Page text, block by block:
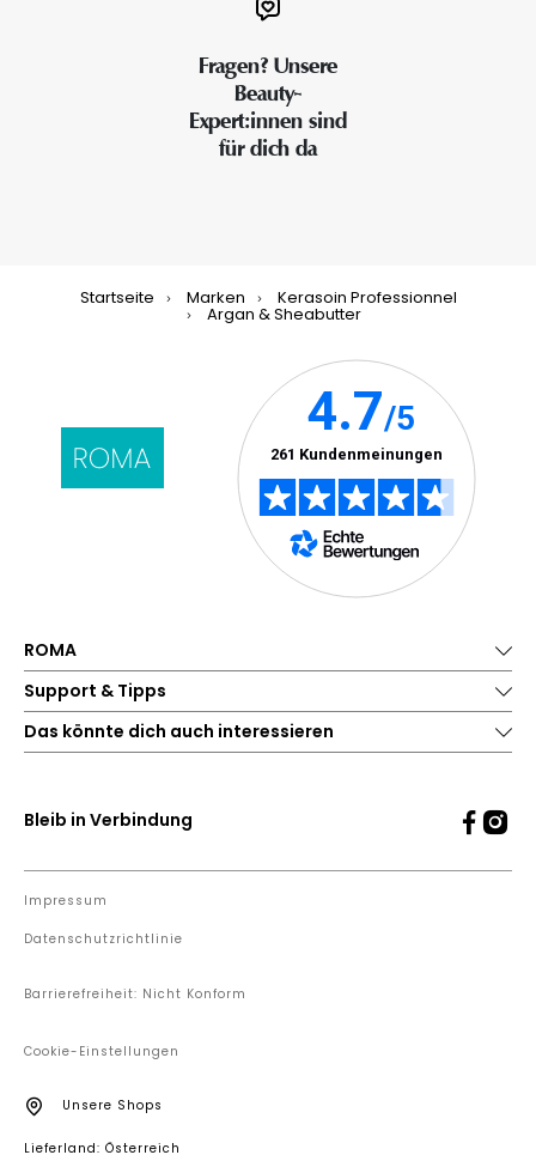
Fragen? Unsere
Beauty-
Expert:innen sind
für dich da
Startseite Marken Kerasoin Professionnel
Argan & Sheabutter
ROMA
Support & Tipps
Das könnte dich auch interessieren
Bleib in Verbindung
Impressum
Datenschutzrichtlinie
Barrierefreiheit: Nicht Konform
Cookie-Einstellungen
Unsere Shops
Lieferland: Österreich